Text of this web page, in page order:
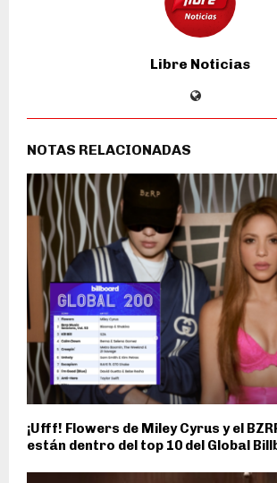
Libre Noticias
NOTAS RELACIONADAS
¡Ufff! Flowers de Miley Cyrus y el
están dentro del top 10 del Global